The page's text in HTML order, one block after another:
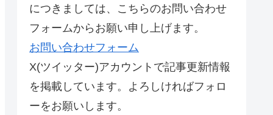
につきましては、こちらのお問い合わせ
フォームからお願い申し上げます。
お問い合わせフォーム
X(ツイッター)アカウントで記事更新情報
を掲載しています。よろしければフォロ
ーをお願いします。